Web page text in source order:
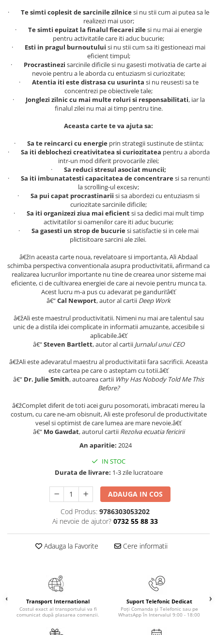
Poezie
Romane de dragoste, Carti
Senzatii/Erotic
Senzatii/Suspans
Senzatii/Thriller
Teens Book Club
Birotica & Papetarie
Adezivi si benzi adezive
Accesorii Arhivare
Calculator
Instrumente de scris
Organizare si Arhivare
Seturi birotica
Articole scolare
Caiete si Carnetele scolare
Ghiozdane si Penare scolare
Instrumente de scris
Instrumente si Truse Geometrie
Consumabile & Accesorii
Literatura Universala
Carte Prescolara, Joc
Carti cartonate
Descopera si invata
Povesti pe roti
Primele notiuni
Carti de colorat
· Te simti coplesit de sarcinile zilnicesi nu stii cum ai putea sa le
realizezi mai usor;
· Te simti epuizat la finalul fiecarei zilesi nu mai ai energie
pentru activitatile care iti aduc bucurie;
· Esti in pragul burnoutului si nu stii cum sa iti gestioneazi mai
eficient timpul;
· Procrastinezi sarcinile dificile si nu gasesti motivatia de carte ai
nevoie pentru a le aborda cu entuziasm si curiozitate;
· Atentia iti este distrasa cu usurinta si nu reusesti sa te
concentrezi pe obiectivele tale;
· Jonglezi zilnic cu mai multe roluri si responsabilitati, iar la
finalul zilei nu mai ai timp pentru tine.
Aceasta carte te va ajuta sa:
· Sa te reincarci cu energieprin strategii sustinute de stiinta;
· Sa iti deblochezi creativitatea si curiozitatea pentru a aborda
intr-un mod diferit provocarile zilei;
· Sa reduci stresul asociat muncii;
· Sa iti imbunatatesti capacitatea de concentraresi sa renunti
la scrolling-ul excesiv;
· Sa pui capat procrastinarii si sa abordezi cu entuziasm si
curiozitate sarcinile dificile;
· Sa iti organizezi ziua mai eficientsi sa dedici mai mult timp
activitatilor si oamenilor care iti aduc bucurie;
· Sa gasesti un strop de bucuriesi satisfactie si in cele mai
plictisitoare sarcini ale zilei.
â€žIn aceasta carte noua, revelatoare si importanta, Ali Abdaal
schimba perspectiva conventionala asupra productivitatii, afirmand ca
realizarea lucrurilor importante nu tine de crearea unor sisteme mai
eficiente, ci de cultivarea energiei de care ai nevoie pentru munca ta.
Acest lucru m-a pus cu adevarat pe ganduri!â€ť
â€“Cal Newport, autor al cartii Deep Work
â€žAli este maestrul productivitatii. Nimeni nu mai are talentul sau
unic de a distila idei complicate in informatii amuzante, accesibile si
aplicabile.â€ť
â€“Steven Bartlett, autor al cartii Jurnalul unui CEO
â€žAli este adevaratul maestru al productivitatii fara sacrificii. Aceasta
este cartea pe care o asteptam cu totii.â€ť
â€“ Dr. Julie Smith, autoarea cartii Why Has Nobody Told Me This
Before?
â€žComplet diferit de toti acei guru posomorati, imbracati mereu la
costum, cu care ne-am obisnuit, Ali este profesorul de productivitate
vesel si optimist de care lumea are mare nevoie.â€ť
â€“ Mo Gawdat, autorul cartii Rezolva ecuatia fericirii
An aparitie: 2024
IN STOC
Durata de livrare: 1-3 zile lucratoare
ADAUGA IN COS
Cod Produs: 9786303053202
Ai nevoie de ajutor? 0732 55 88 33
Adauga la Favorite Cere informatii
Transport International
Costul exact al transportului va fi
comunicat după plasarea comenzii.
Suport Telefonic Dedicat
Poți Comanda și Telefonic sau pe
WhatsApp în Intervalul 9:00 - 18:00